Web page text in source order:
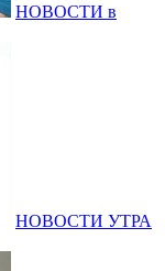
НОВОСТИ в
НОВОСТИ УТРА